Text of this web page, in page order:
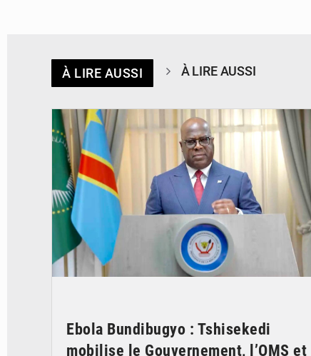
À LIRE AUSSI À LIRE AUSSI
Ebola Bundibugyo : Tshisekedi
mobilise le Gouvernement, l’OMS et